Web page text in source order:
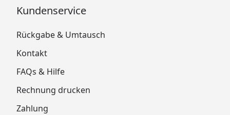
Kundenservice
Rückgabe & Umtausch
Kontakt
FAQs & Hilfe
Rechnung drucken
Zahlung